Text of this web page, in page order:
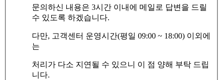
문의하신 내용은 3시간 이내에 메일로 답변을 드릴
수 있도록 하겠습니다.
다만, 고객센터 운영시간(평일 09:00 ~ 18:00) 이외에
는
처리가 다소 지연될 수 있으니 이 점 양해 부탁 드립
니다.